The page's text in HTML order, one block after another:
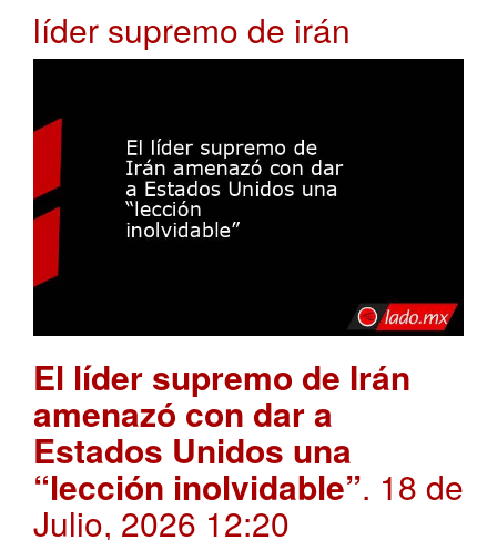
líder supremo de irán
El líder supremo de Irán
amenazó con dar a
Estados Unidos una
“lección inolvidable”. 18 de
Julio, 2026 12:20